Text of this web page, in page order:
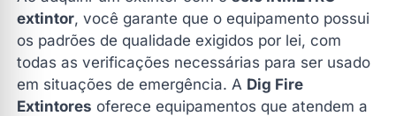
extintor, você garante que o equipamento possui
os padrões de qualidade exigidos por lei, com
todas as verificações necessárias para ser usado
em situações de emergência. A Dig Fire
Extintores oferece equipamentos que atendem a